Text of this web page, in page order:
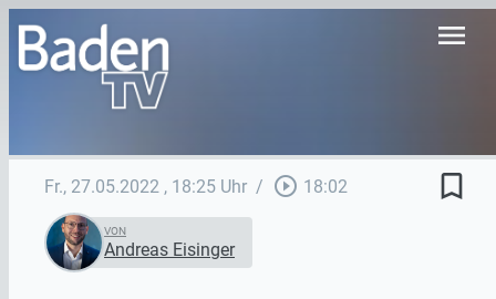
menu
Fr., 27.05.2022 , 18:25 Uhr / play_circle_outline 18:02 bookmark_border
VON
Andreas Eisinger